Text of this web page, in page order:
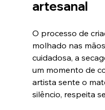
artesanal
O processo de
molhado nas
cuidadosa, a
um momento de
artista sente o
silêncio, respeita